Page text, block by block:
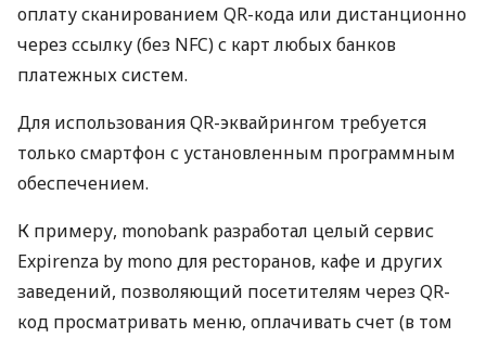
оплату сканированием QR-кода или дистанционно
через ссылку (без NFC) с карт любых банков
платежных систем.
Для использования QR-эквайрингом требуется
только смартфон с установленным программным
обеспечением.
К примеру, monobank разработал целый сервис
Expirenza by mono для ресторанов, кафе и других
заведений, позволяющий посетителям через QR-
код просматривать меню, оплачивать счет (в том